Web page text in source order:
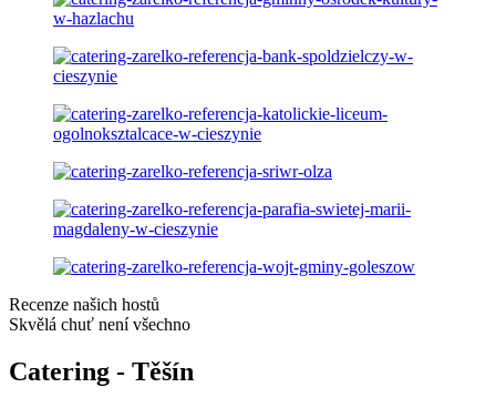
Recenze našich hostů
Skvělá chuť není všechno
Catering - Těšín